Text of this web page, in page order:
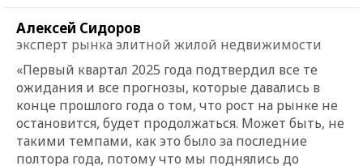
Алексей Сидоров
эксперт рынка элитной жилой недвижимости
«Первый квартал 2025 года подтвердил все те
ожидания и все прогнозы, которые давались в
конце прошлого года о том, что рост на рынке не
остановится, будет продолжаться. Может быть, не
такими темпами, как это было за последние
полтора года, потому что мы поднялись до